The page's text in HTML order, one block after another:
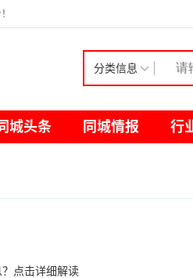
分类信息
城头条 同城情报 行
？点击详细解读